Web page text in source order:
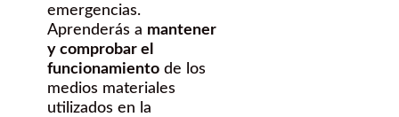
emergencias.
Aprenderás a mantener
y comprobar el
funcionamiento de los
medios materiales
utilizados en la